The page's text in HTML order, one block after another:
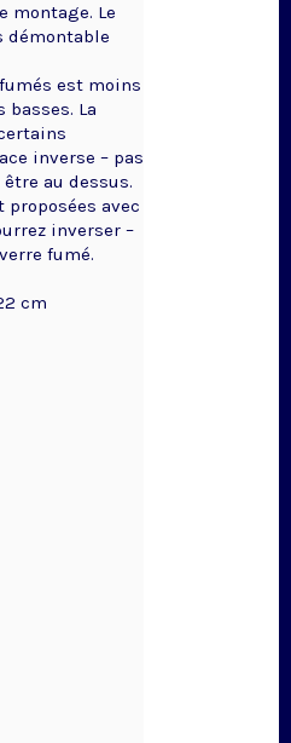
montage. Le
démontable
est moins
La
inverse – pas
au dessus.
avec
inverser –
fumé.
cm